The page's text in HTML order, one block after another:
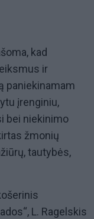
kad
ir
paniekinamam
įrenginiu,
bei niekinimo
žmonių
tautybės,
L. Ragelskis